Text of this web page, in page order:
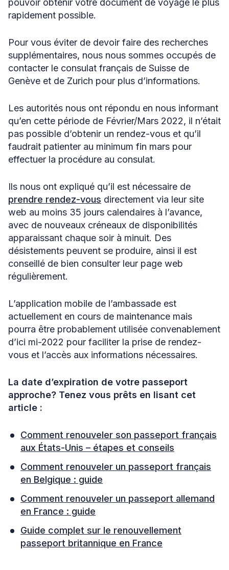
rapidement possible.
Pour vous éviter de devoir faire des recherches
supplémentaires, nous nous sommes occupés de
contacter le consulat français de Suisse de
Genève et de Zurich pour plus d’informations.
Les autorités nous ont répondu en nous informant
qu’en cette période de Février/Mars 2022, il n’était
pas possible d’obtenir un rendez-vous et qu’il
faudrait patienter au minimum fin mars pour
effectuer la procédure au consulat.
Ils nous ont expliqué qu’il est nécessaire de
prendre rendez-vous directement via leur site
web au moins 35 jours calendaires à l’avance,
avec de nouveaux créneaux de disponibilités
apparaissant chaque soir à minuit. Des
désistements peuvent se produire, ainsi il est
conseillé de bien consulter leur page web
régulièrement.
L’application mobile de l’ambassade est
actuellement en cours de maintenance mais
pourra être probablement utilisée convenablement
d’ici mi-2022 pour faciliter la prise de rendez-
vous et l’accès aux informations nécessaires.
La date d’expiration de votre passeport
approche? Tenez vous prêts en lisant cet
article :
Comment renouveler son passeport français
aux États-Unis – étapes et conseils
Comment renouveler un passeport français
en Belgique : guide
Comment renouveler un passeport allemand
en France : guide
Guide complet sur le renouvellement
passeport britannique en France